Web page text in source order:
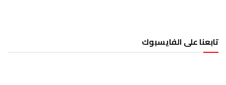
تابعنا على الفايسبوك